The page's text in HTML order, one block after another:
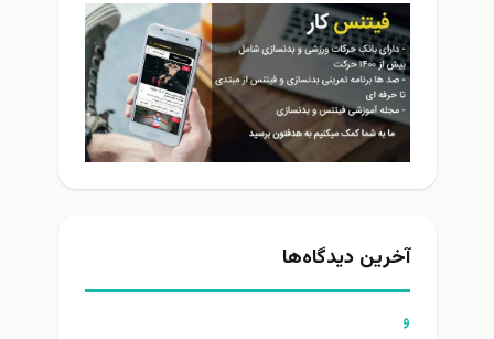
آخرین دیدگاه‌ها
و